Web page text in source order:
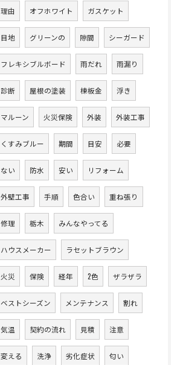
理由 オフホワイト ガスケット
目地 グリーンの 隙間 シーガード
フレキシブルボード 雨だれ 雨漏り
診断 屋根の塗装 棟板金 浮き
マルーン 火災保険 外装 外装工事
くすみブルー 期間 目安 必要
ない 防水 安い リフォーム
外壁工事 手順 色合い 重ね張り
修理 栃木 みんなやってる
ハウスメーカー ラセットブラウン
火災 保険 経年 2色 ザラザラ
ベストシーズン メンテナンス 割れ
気温 契約の流れ 見積 注意
変える 洗浄 劣化症状 匂い